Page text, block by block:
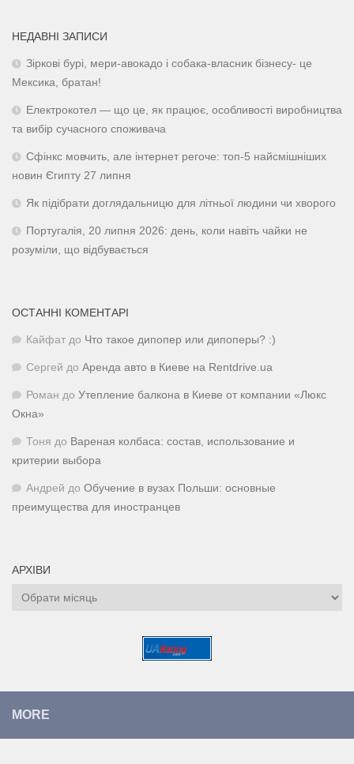
НЕДАВНІ ЗАПИСИ
Зіркові бурі, мери-авокадо і собака-власник бізнесу- це
Мексика, братан!
Електрокотел — що це, як працює, особливості виробництва
та вибір сучасного споживача
Сфінкс мовчить, але інтернет регоче: топ-5 найсмішніших
новин Єгипту 27 липня
Як підібрати доглядальницю для літньої людини чи хворого
Португалія, 20 липня 2026: день, коли навіть чайки не
розуміли, що відбувається
ОСТАННІ КОМЕНТАРІ
Кайфат до Что такое дипопер или дипоперы? :)
Сергей до Аренда авто в Киеве на Rentdrive.ua
Роман до Утепление балкона в Киеве от компании «Люкс
Окна»
Тоня до Вареная колбаса: состав, использование и
критерии выбора
Андрей до Обучение в вузах Польши: основные
преимущества для иностранцев
АРХІВИ
Архіви
MORE